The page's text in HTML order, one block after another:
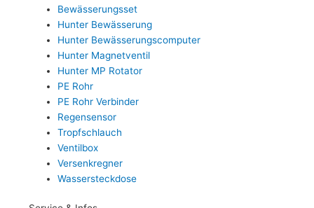
Bewässerungsset
Hunter Bewässerung
Hunter Bewässerungscomputer
Hunter Magnetventil
Hunter MP Rotator
PE Rohr
PE Rohr Verbinder
Regensensor
Tropfschlauch
Ventilbox
Versenkregner
Wassersteckdose